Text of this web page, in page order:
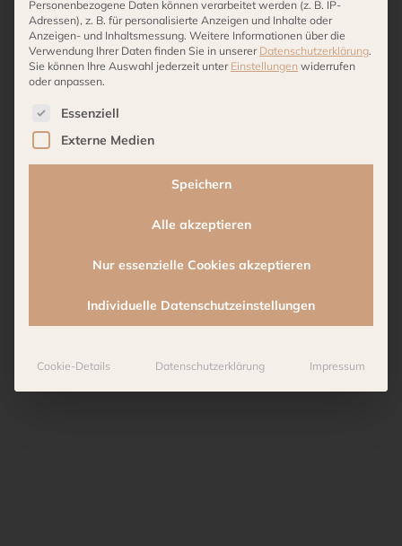
Personenbezogene Daten können verarbeitet werden (z. B. IP-
Adressen), z. B. für personalisierte Anzeigen und Inhalte oder
Anzeigen- und Inhaltsmessung. Weitere Informationen über die
Verwendung Ihrer Daten finden Sie in unserer Datenschutzerklärung.
Sie können Ihre Auswahl jederzeit unter Einstellungen widerrufen
oder anpassen.
Es folgt eine Liste der Service-Gruppen, für die eine
Essenziell
Externe Medien
Speichern
Alle akzeptieren
Nur essenzielle Cookies akzeptieren
Individuelle Datenschutzeinstellungen
Cookie-Details Datenschutzerklärung Impressum